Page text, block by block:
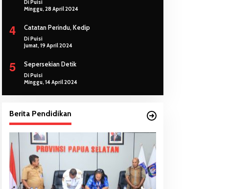
Di Puisi
Minggu, 28 April 2024
4 Catatan Perindu, Kedip
Di Puisi
Jumat, 19 April 2024
5 Sepersekian Detik
Di Puisi
Minggu, 14 April 2024
Berita Pendidikan